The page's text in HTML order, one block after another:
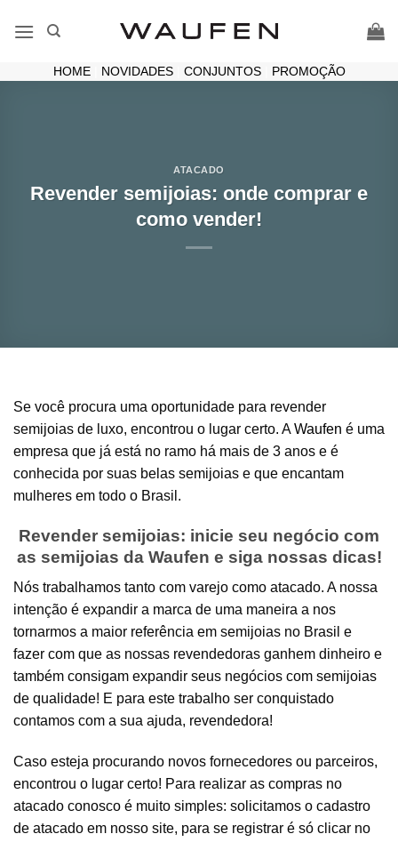
HOME| NOVIDADES| CONJUNTOS| PROMOÇÃO
ATACADO
Revender semijoias: onde comprar e
como vender!
Se você procura uma oportunidade para revender
semijoias de luxo, encontrou o lugar certo. AWaufen é uma
empresa que já está no ramo há mais de 3 anos e é
conhecida por suas belas semijoias e que encantam
mulheres em todo o Brasil.
Revender semijoias: inicie seu negócio com
as semijoias da Waufen e siga nossas dicas!
Nós trabalhamos tanto com varejo como atacado. A nossa
intenção é expandir a marca de uma maneira a nos
tornarmos a maior referência em semijoias no Brasil e
fazer com que as nossas revendedoras ganhem dinheiro e
também consigam expandir seus negócios com semijoias
de qualidade! E para este trabalho ser conquistado
contamos com a sua ajuda, revendedora!
Caso esteja procurando novos fornecedores ou parceiros,
encontrou o lugar certo! Para realizar as compras no
atacado conosco é muito simples: solicitamos o cadastro
de atacado em nosso site, para se registrar é só clicar no